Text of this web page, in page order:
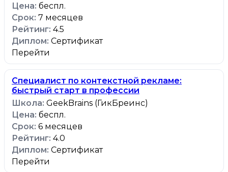
беспл.
7 месяцев
4.5
Сертификат
Перейти
Специалист по контекстной рекламе:
быстрый старт в профессии
GeekBrains (ГикБреинс)
беспл.
6 месяцев
4.0
Сертификат
Перейти